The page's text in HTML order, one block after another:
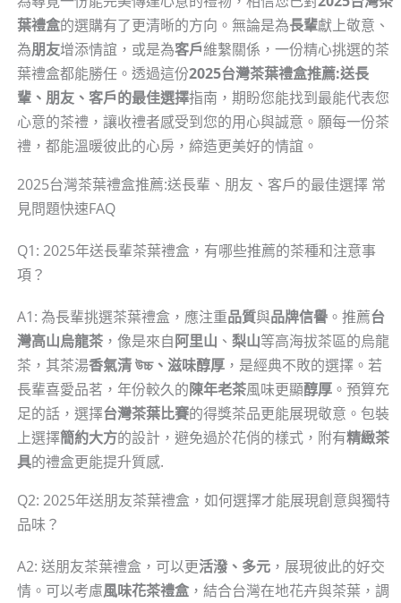
葉禮盒的選購有了更清晰的方向。無論是為長輩獻上敬意、
為朋友增添情誼，或是為客戶維繫關係，一份精心挑選的茶
葉禮盒都能勝任。透過這份2025台灣茶葉禮盒推薦:送長
輩、朋友、客戶的最佳選擇指南，期盼您能找到最能代表您
心意的茶禮，讓收禮者感受到您的用心與誠意。願每一份茶
禮，都能溫暖彼此的心房，締造更美好的情誼。
2025台灣茶葉禮盒推薦:送長輩、朋友、客戶的最佳選擇 常
見問題快速FAQ
Q1: 2025年送長輩茶葉禮盒，有哪些推薦的茶種和注意事
項？
A1: 為長輩挑選茶葉禮盒，應注重品質與品牌信譽。推薦台
灣高山烏龍茶，像是來自阿里山 、 梨山等高海拔茶區的烏龍
茶，其茶湯香氣清 উচ্চ、滋味醇厚，是經典不敗的選擇。若
長輩喜愛品茗，年份較久的陳年老茶風味更顯醇厚。預算充
足的話，選擇台灣茶葉比賽的得獎茶品更能展現敬意。包裝
上選擇簡約大方的設計，避免過於花俏的樣式，附有精緻茶
具的禮盒更能提升質感.
Q2: 2025年送朋友茶葉禮盒，如何選擇才能展現創意與獨特
品味？
A2: 送朋友茶葉禮盒，可以更活潑、多元，展現彼此的好交
情。可以考慮風味花茶禮盒，結合台灣在地花卉與茶葉，調